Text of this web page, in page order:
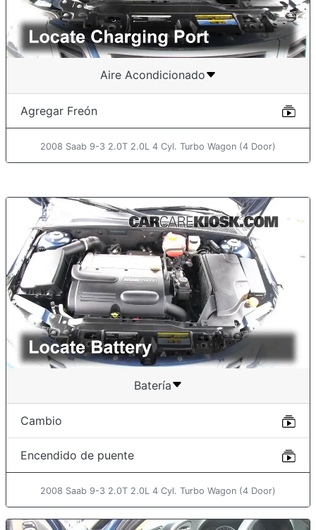
Aire Acondicionado
Agregar Freón
2008 Saab 9-3 2.0T 2.0L 4 Cyl. Turbo Wagon (4 Door)
Batería
Cambio
Encendido de puente
2008 Saab 9-3 2.0T 2.0L 4 Cyl. Turbo Wagon (4 Door)